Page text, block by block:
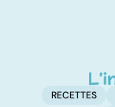
RECETTES